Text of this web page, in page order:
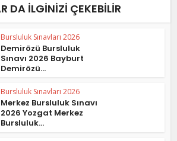
DA İLGINIZI ÇEKEBILIR
Bursluluk Sınavları 2026
Demirözü Bursluluk
Sınavı 2026 Bayburt
Demirözü...
Bursluluk Sınavları 2026
Merkez Bursluluk Sınavı
2026 Yozgat Merkez
Bursluluk...